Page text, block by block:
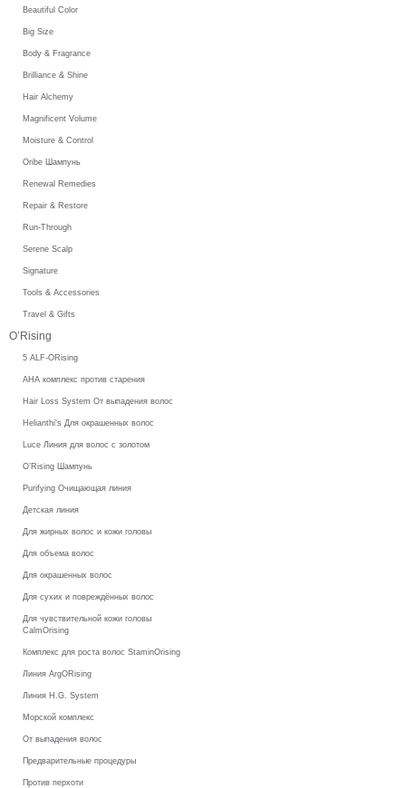
Beautiful Color
Big Size
Body & Fragrance
Brilliance & Shine
Hair Alchemy
Magnificent Volume
Moisture & Control
Oribe Шампунь
Renewal Remedies
Repair & Restore
Run-Through
Serene Scalp
Signature
Tools & Accessories
Travel & Gifts
O’Rising
5 ALF-ORising
AHA комплекс против старения
Hair Loss System От выпадения волос
Helianthi's Для окрашенных волос
Luce Линия для волос с золотом
O’Rising Шампунь
Purifying Очищающая линия
Детская линия
Для жирных волос и кожи головы
Для объема волос
Для окрашенных волос
Для сухих и повреждённых волос
Для чувствительной кожи головы
CalmOrising
Комплекс для роста волос StaminOrising
Линия ArgORising
Линия H.G. System
Морской комплекс
От выпадения волос
Предварительные процедуры
Против перхоти